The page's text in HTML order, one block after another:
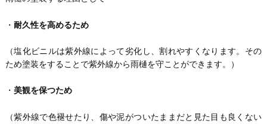
・ 耐久性を高めるため
（塩化ビニルは紫外線によって劣化し、割れやすくなります。その
ため塗装をすることで紫外線から雨樋を守ことができます。）
・ 美観を保つため
（紫外線で色褪せたり、傷や泥がついたままだと見た目も良くない